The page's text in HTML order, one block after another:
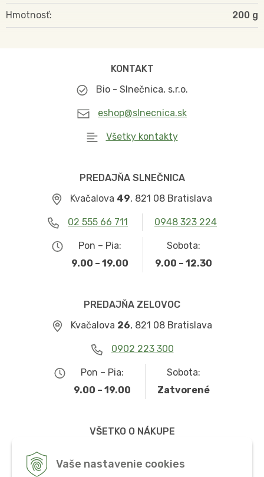
Vaše nastavenie cookies
Hmotnosť 200
KONTAKT
Bio - Slnečnica, s.r.o.
eshop@slnecnica.sk
Všetky kontakty
PREDAJŇA SLNEČNICA
Kvačalova 49, 821 08 Bratislava
02 555 66 711 0948 323 224
Pon – Pia:
9.00 – 19.00
Sobota:
9.00 – 12.30
PREDAJŇA ZELOVOC
Kvačalova 26, 821 08 Bratislava
0902 223 300
Pon – Pia:
9.00 – 19.00
Sobota:
Zatvorené
VŠETKO O NÁKUPE